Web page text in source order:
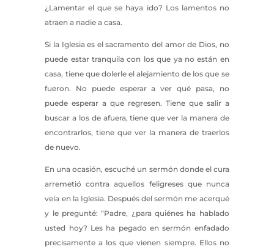
¿Lamentar el que se haya ido? Los lamentos no
atraen a nadie a casa.
Si la Iglesia es el sacramento del amor de Dios, no
puede estar tranquila con los que ya no están en
casa, tiene que dolerle el alejamiento de los que se
fueron. No puede esperar a ver qué pasa, no
puede esperar a que regresen. Tiene que salir a
buscar a los de afuera, tiene que ver la manera de
encontrarlos, tiene que ver la manera de traerlos
de nuevo.
En una ocasión, escuché un sermón donde el cura
arremetió contra aquellos feligreses que nunca
veía en la Iglesia. Después del sermón me acerqué
y le pregunté: “Padre, ¿para quiénes ha hablado
usted hoy? Les ha pegado en sermón enfadado
precisamente a los que vienen siempre. Ellos no